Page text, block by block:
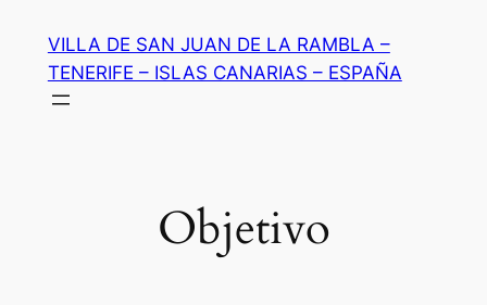
contenido
VILLA DE SAN JUAN DE LA RAMBLA –
TENERIFE – ISLAS CANARIAS – ESPAÑA
Objetivo